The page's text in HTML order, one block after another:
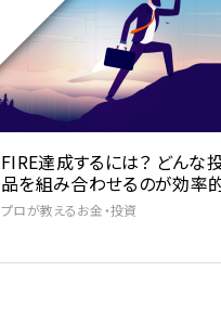
FIRE達成するには？ どんな
品を組み合わせるのが効率
プロが教えるお金・投資